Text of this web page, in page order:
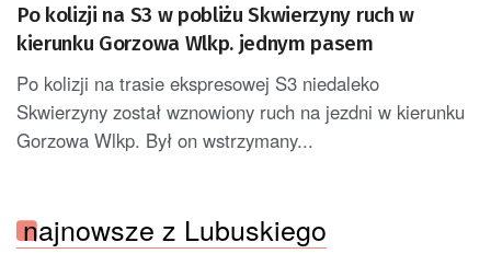
Po kolizji na S3 w pobliżu Skwierzyny ruch w
kierunku Gorzowa Wlkp. jednym pasem
Po kolizji na trasie ekspresowej S3 niedaleko
Skwierzyny został wznowiony ruch na jezdni w kierunku
Gorzowa Wlkp. Był on wstrzymany...
najnowsze z Lubuskiego